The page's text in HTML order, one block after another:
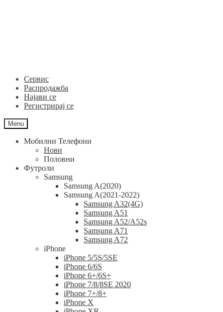
Сервис
Распродажба
Најави се
Регистрирај се
Menu
Мобилни Телефони
Нови
Половни
Футроли
Samsung
Samsung A(2020)
Samsung A(2021-2022)
Samsung A32(4G)
Samsung A51
Samsung A52/A52s
Samsung A71
Samsung A72
iPhone
iPhone 5/5S/5SE
iPhone 6/6S
iPhone 6+/6S+
iPhone 7/8/8SE 2020
iPhone 7+/8+
iPhone X